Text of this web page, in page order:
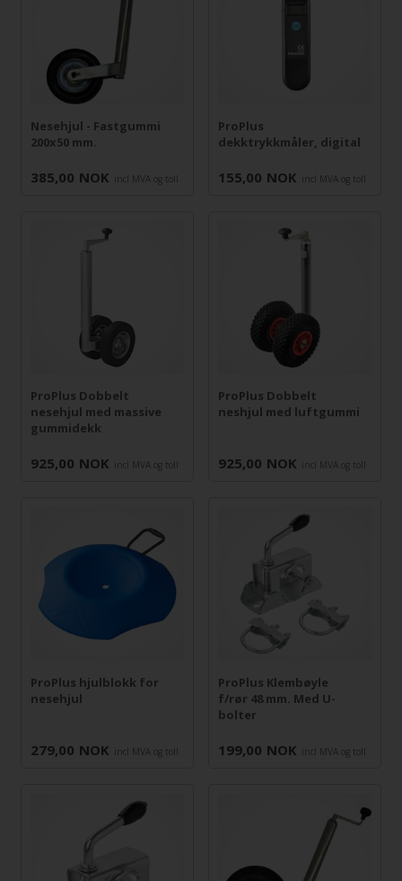
Nesehjul - Fastgummi
200x50 mm.
385,00 NOK incl MVA og toll
ProPlus
dekktrykkmåler, digital
155,00 NOK incl MVA og toll
ProPlus Dobbelt
nesehjul med massive
gummidekk
925,00 NOK incl MVA og toll
ProPlus Dobbelt
neshjul med luftgummi
925,00 NOK incl MVA og toll
ProPlus hjulblokk for
nesehjul
279,00 NOK incl MVA og toll
ProPlus Klembøyle
f/rør 48 mm. Med U-
bolter
199,00 NOK incl MVA og toll